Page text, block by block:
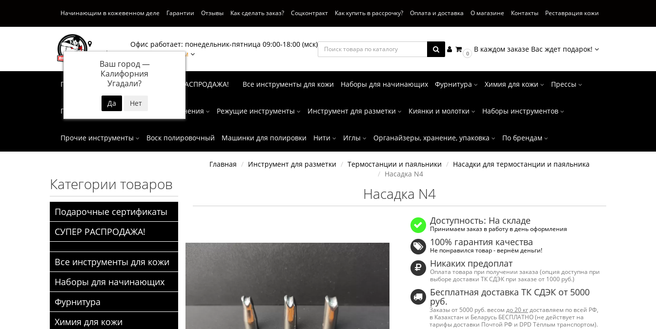
Начинающим в кожевенном деле Гарантии Отзывы Как сделать заказ? Соцконтракт Как купить в рассрочку? Оплата и доставка О магазине Контакты Реставрация кожи
Калифорния
Ваш город —
Калифорния
Угадали?
Офис работает: понедельник-пятница 09:00-18:00 (мск)
Написать нам
0 В каждом заказе Вас ждет подарок!
Подарочные сертификаты СУПЕР РАСПРОДАЖА! Все инструменты для кожи Наборы для начинающих Фурнитура Химия для кожи Прессы
Пробойники Инструмент для тиснения Режущие инструменты Инструмент для разметки Киянки и молотки Наборы инструментов
Прочие инструменты Воск полировочный Машинки для полировки Нити Иглы Органайзеры, хранение, упаковка По брендам
Категории товаров
Подарочные сертификаты
СУПЕР РАСПРОДАЖА!
Все инструменты для кожи
Наборы для начинающих
Фурнитура
Химия для кожи
Главная Инструмент для разметки Термостанции и паяльники
Насадки для термостанции и паяльника
Насадка N4
Насадка N4
Доступность: На складе
Принимаем заказ в работу в день оформления
100% гарантия качества
Не понравился товар - вернём деньги!
Никаких предоплат
Оплата товара при получении заказа (опция доступна при
выборе доставки ТК СДЭК при заказе от 1000 руб.)
Бесплатная доставка ТК СДЭК от 5000
руб.
Заказы от 5000 руб. весом до 20 кг доставляем по всей РФ,
в Казахстан и Беларусь БЕСПЛАТНО (не действует на
тарифы доставки Почтой РФ и DPD Тёплым транспортом).